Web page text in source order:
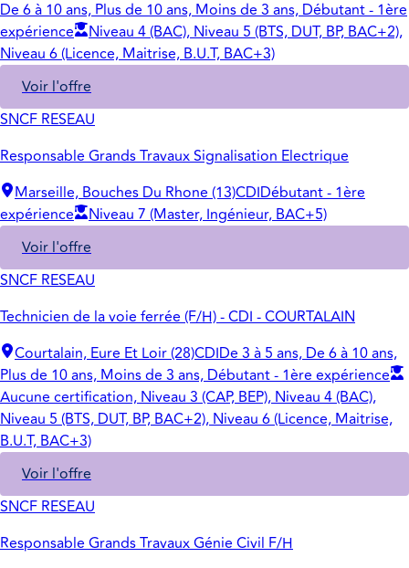
De 6 à 10 ans, Plus de 10 ans, Moins de 3 ans, Débutant - 1ère
expérience
Niveau 4 (BAC), Niveau 5 (BTS, DUT, BP, BAC+2),
Niveau 6 (Licence, Maitrise, B.U.T, BAC+3)
Voir l'offre
SNCF RESEAU
Responsable Grands Travaux Signalisation Electrique
Marseille, Bouches Du Rhone (13)CDIDébutant - 1ère
expérience
Niveau 7 (Master, Ingénieur, BAC+5)
Voir l'offre
SNCF RESEAU
Technicien de la voie ferrée (F/H) - CDI - COURTALAIN
Courtalain, Eure Et Loir (28)CDIDe 3 à 5 ans, De 6 à 10 ans,
Plus de 10 ans, Moins de 3 ans, Débutant - 1ère expérience
Aucune certification, Niveau 3 (CAP, BEP), Niveau 4 (BAC),
Niveau 5 (BTS, DUT, BP, BAC+2), Niveau 6 (Licence, Maitrise,
B.U.T, BAC+3)
Voir l'offre
SNCF RESEAU
Responsable Grands Travaux Génie Civil F/H